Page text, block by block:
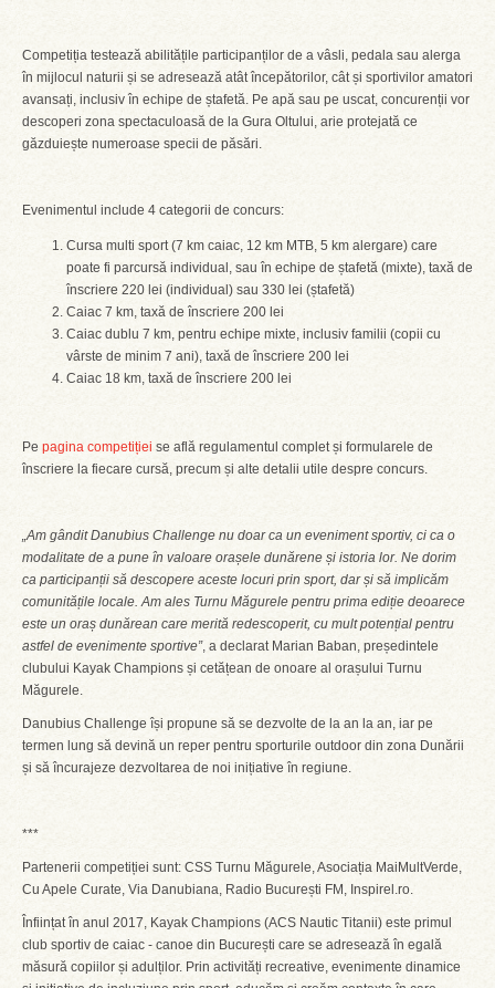
Competiția testează abilitățile participanților de a vâsli, pedala sau alerga
în mijlocul naturii și se adresează atât începătorilor, cât și sportivilor amatori
avansați, inclusiv în echipe de ștafetă. Pe apă sau pe uscat, concurenții vor
descoperi zona spectaculoasă de la Gura Oltului, arie protejată ce
găzduiește numeroase specii de păsări.
Evenimentul include 4 categorii de concurs:
Cursa multi sport (7 km caiac, 12 km MTB, 5 km alergare) care
poate fi parcursă individual, sau în echipe de ștafetă (mixte), taxă de
înscriere 220 lei (individual) sau 330 lei (ștafetă)
Caiac 7 km, taxă de înscriere 200 lei
Caiac dublu 7 km, pentru echipe mixte, inclusiv familii (copii cu
vârste de minim 7 ani), taxă de înscriere 200 lei
Caiac 18 km, taxă de înscriere 200 lei
Pe pagina competiției se află regulamentul complet și formularele de
înscriere la fiecare cursă, precum și alte detalii utile despre concurs.
„Am gândit Danubius Challenge nu doar ca un eveniment sportiv, ci ca o
modalitate de a pune în valoare orașele dunărene și istoria lor. Ne dorim
ca participanții să descopere aceste locuri prin sport, dar și să implicăm
comunitățile locale. Am ales Turnu Măgurele pentru prima ediție deoarece
este un oraș dunărean care merită redescoperit, cu mult potențial pentru
astfel de evenimente sportive”, a declarat Marian Baban, președintele
clubului Kayak Champions și cetățean de onoare al orașului Turnu
Măgurele.
Danubius Challenge își propune să se dezvolte de la an la an, iar pe
termen lung să devină un reper pentru sporturile outdoor din zona Dunării
și să încurajeze dezvoltarea de noi inițiative în regiune.
***
Partenerii competiției sunt: CSS Turnu Măgurele, Asociația MaiMultVerde,
Cu Apele Curate, Via Danubiana, Radio București FM, Inspirel.ro.
Înființat în anul 2017, Kayak Champions (ACS Nautic Titanii) este primul
club sportiv de caiac - canoe din București care se adresează în egală
măsură copiilor și adulților. Prin activități recreative, evenimente dinamice